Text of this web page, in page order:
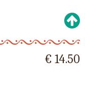
€ 14.50